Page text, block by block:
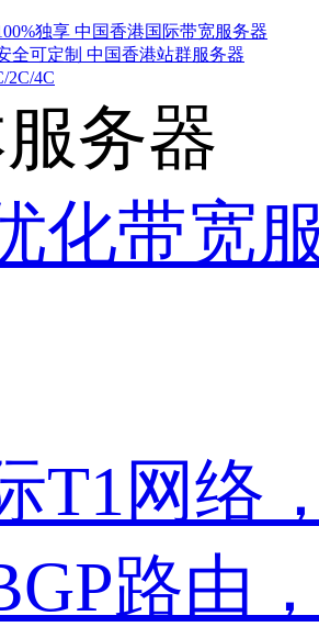
独享 中国香港国际带宽服务器
全可定制 中国香港站群服务器
2C/4C
务器
化带宽
T1网络
路由